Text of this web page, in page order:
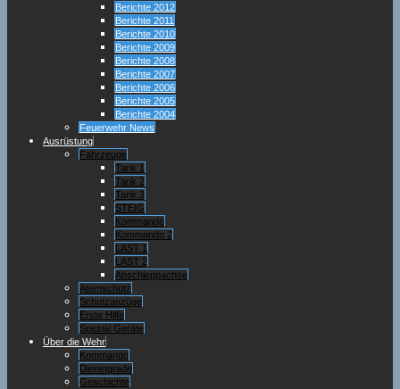
Berichte 2012
Berichte 2011
Berichte 2010
Berichte 2009
Berichte 2008
Berichte 2007
Berichte 2006
Berichte 2005
Berichte 2004
Feuerwehr News
Ausrüstung
Fahrzeuge
Tank 1
Tank 2
Tank 3
STEIG
Kommando
Kommando 2
LAST 1
LAST 2
Abschleppachse
Atemschutz
Schutzanzüge
Erste Hilfe
Spezial Geräte
Über die Wehr
Kommando
Dienstgrade
Geschichte